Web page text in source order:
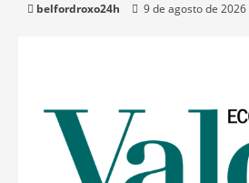
belfordroxo24h
9 de agosto de 2026